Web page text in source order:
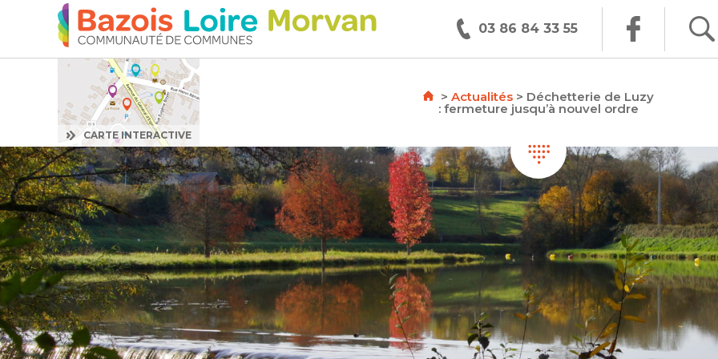
03 86 84 33 55
CARTE INTERACTIVE
> Actualités > Déchetterie de Luzy
: fermeture jusqu’à nouvel ordre